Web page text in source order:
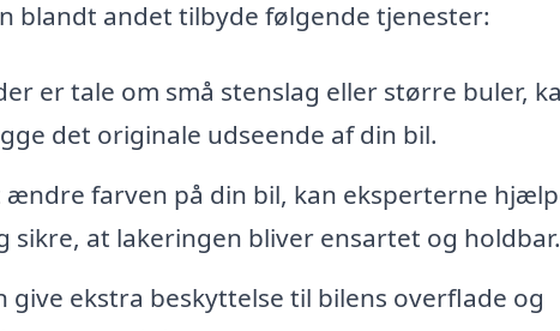
blandt andet tilbyde følgende tjenester:
er tale om små stenslag eller større buler,
det originale udseende af din bil.
ændre farven på din bil, kan eksperterne
at lakeringen bliver ensartet og holdbar.
give ekstra beskyttelse til bilens overflade og